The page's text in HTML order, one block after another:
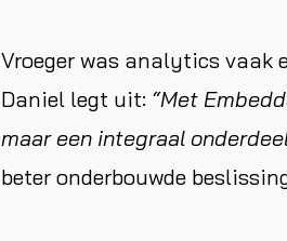
Vroeger was analytics vaak
Daniel legt uit: “Met
maar een integraal
beter onderbouwde